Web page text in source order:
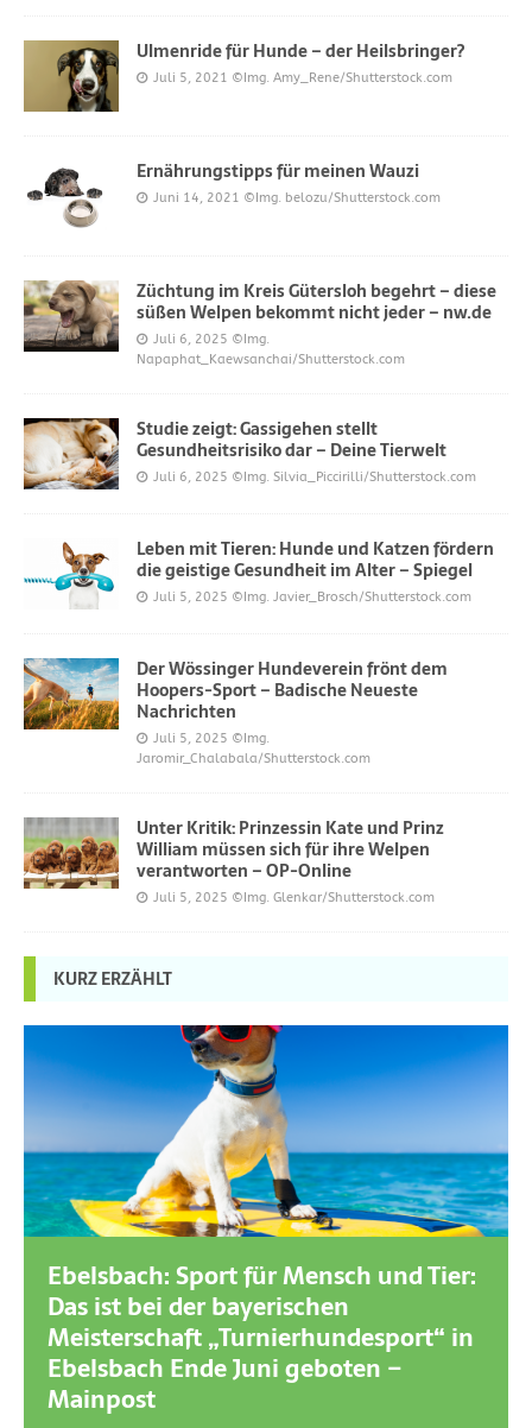
Ulmenride für Hunde – der Heilsbringer?
Juli 5, 2021 ©Img. Amy_Rene/Shutterstock.com
Ernährungstipps für meinen Wauzi
Juni 14, 2021 ©Img. belozu/Shutterstock.com
Züchtung im Kreis Gütersloh begehrt – diese
süßen Welpen bekommt nicht jeder – nw.de
Juli 6, 2025 ©Img.
Napaphat_Kaewsanchai/Shutterstock.com
Studie zeigt: Gassigehen stellt
Gesundheitsrisiko dar – Deine Tierwelt
Juli 6, 2025 ©Img. Silvia_Piccirilli/Shutterstock.com
Leben mit Tieren: Hunde und Katzen fördern
die geistige Gesundheit im Alter – Spiegel
Juli 5, 2025 ©Img. Javier_Brosch/Shutterstock.com
Der Wössinger Hundeverein frönt dem
Hoopers-Sport – Badische Neueste
Nachrichten
Juli 5, 2025 ©Img.
Jaromir_Chalabala/Shutterstock.com
Unter Kritik: Prinzessin Kate und Prinz
William müssen sich für ihre Welpen
verantworten – OP-Online
Juli 5, 2025 ©Img. Glenkar/Shutterstock.com
KURZ ERZÄHLT
Ebelsbach: Sport für Mensch und Tier:
Das ist bei der bayerischen
Meisterschaft „Turnierhundesport“ in
Ebelsbach Ende Juni geboten –
Mainpost